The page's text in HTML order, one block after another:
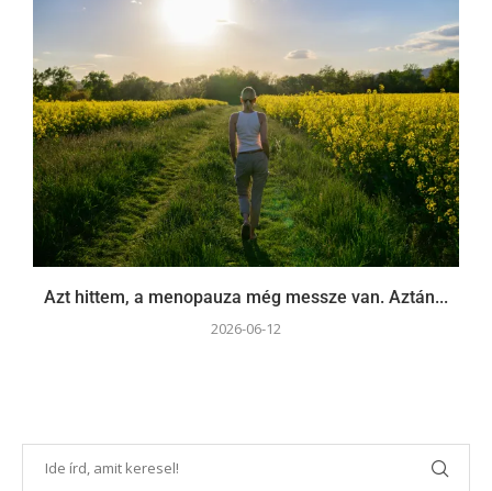
Azt hittem, a menopauza még messze van. Aztán...
2026-06-12